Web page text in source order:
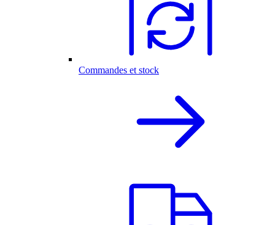
Commandes et stock